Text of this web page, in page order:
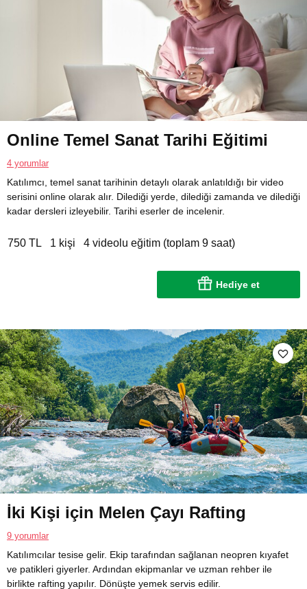
Online Temel Sanat Tarihi Eğitimi
4 yorumlar
Katılımcı, temel sanat tarihinin detaylı olarak anlatıldığı bir video
serisini online olarak alır. Dilediği yerde, dilediği zamanda ve dilediği
kadar dersleri izleyebilir. Tarihi eserler de incelenir.
750 TL 1 kişi 4 videolu eğitim (toplam 9 saat)
Hediye et
İki Kişi için Melen Çayı Rafting
9 yorumlar
Katılımcılar tesise gelir. Ekip tarafından sağlanan neopren kıyafet
ve patikleri giyerler. Ardından ekipmanlar ve uzman rehber ile
birlikte rafting yapılır. Dönüşte yemek servis edilir.